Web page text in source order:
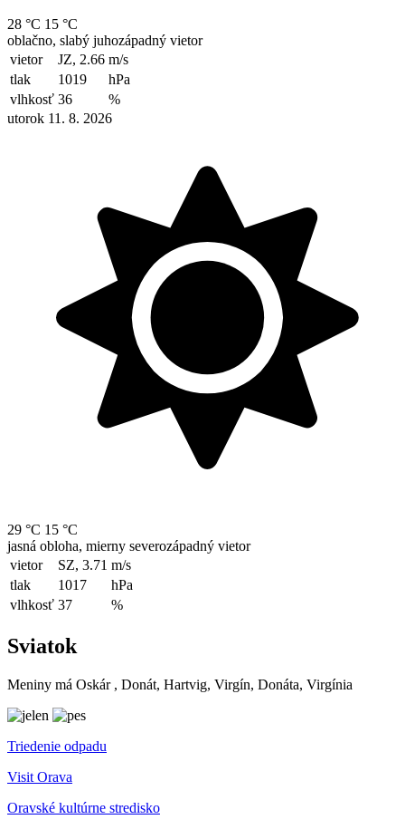
28 °C 15 °C
oblačno, slabý juhozápadný vietor
vietor
JZ, 2.66 m/s
tlak
1019
hPa
vlhkosť 36
%
utorok 11. 8. 2026
29 °C 15 °C
jasná obloha, mierny severozápadný vietor
vietor
SZ, 3.71 m/s
tlak
1017
hPa
vlhkosť 37 %
Sviatok
Meniny má Oskár , Donát, Hartvig, Virgín, Donáta, Virgínia
Triedenie odpadu
Visit Orava
Oravské kultúrne stredisko